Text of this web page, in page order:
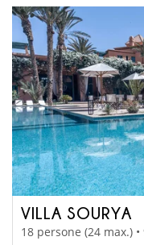
VILLA SOURYA
18 persone (24 max.)